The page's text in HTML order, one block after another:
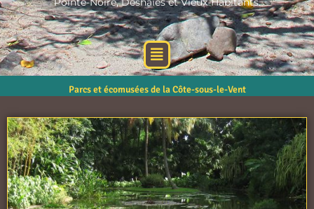
Menu
Parcs et écomusées de la Côte-sous-le-Vent